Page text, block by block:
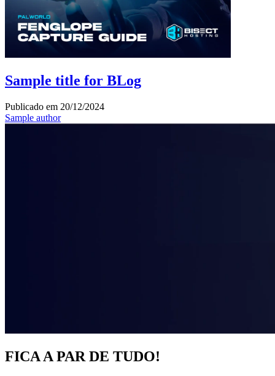
Sample title for BLog
Publicado em 20/12/2024
Sample author
FICA A PAR DE TUDO!